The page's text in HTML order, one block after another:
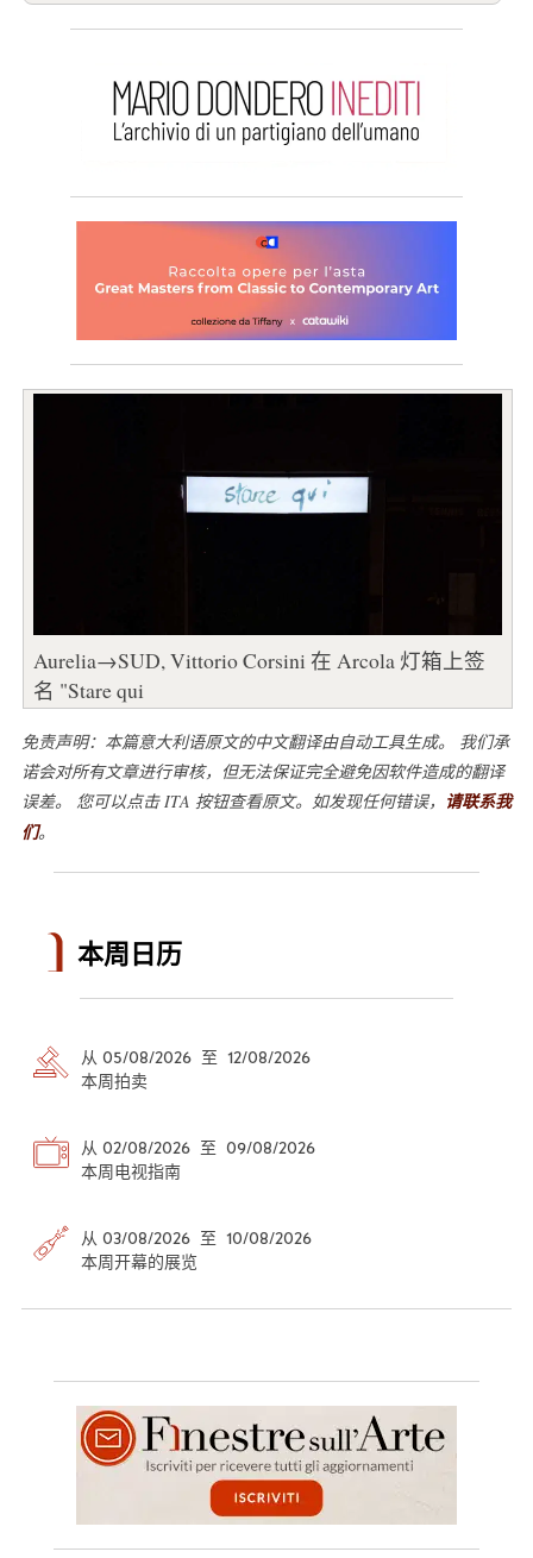
Aurelia→SUD, Vittorio Corsini 在 Arcola 灯箱上签
名 "Stare qui
免责声明：本篇意大利语原文的中文翻译由自动工具生成。 我们承
诺会对所有文章进行审核，但无法保证完全避免因软件造成的翻译
误差。 您可以点击 ITA 按钮查看原文。如发现任何错误， 请联系我
们。
本周日历
从 05/08/2026 至 12/08/2026
本周拍卖
从 02/08/2026 至 09/08/2026
本周电视指南
从 03/08/2026 至 10/08/2026
本周开幕的展览